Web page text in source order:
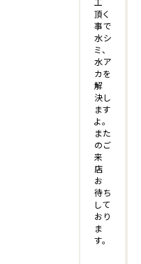
頂く
事で
水シ
ミ、
水ア
カを
解
決し
ます
よ。
また
のご
来
店
お
待ち
して
おり
ま
す。